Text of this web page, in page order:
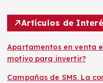
Artículos de
Apartamentos en venta
motivo para invertir?
Campañas de SMS. La